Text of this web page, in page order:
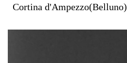
Cortina d'Ampezzo(Belluno)